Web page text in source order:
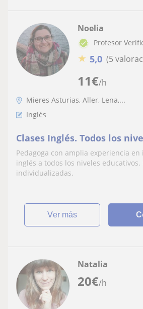
11€/h
Noelia
Profesor
★ 5,0 (5
Mieres Asturias, Aller, Lena,...
Inglés
Clases Inglés. Todos los
Pedagoga con amplia experiencia
inglés a todos los niveles educativos.
individualizadas.
ver más
20€/h
Natalia